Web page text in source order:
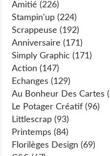
Amitié (226)
Stampin'up (224)
Scrappeuse (192)
Anniversaire (171)
Simply Graphic (171)
Action (147)
Echanges (129)
Au Bonheur Des Cartes
Le Potager Créatif (96)
Littlescrap (93)
Printemps (84)
Florilèges Design (69)